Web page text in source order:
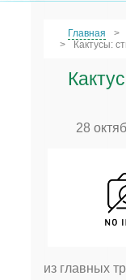
Главная
Кактусы:
28
из главных